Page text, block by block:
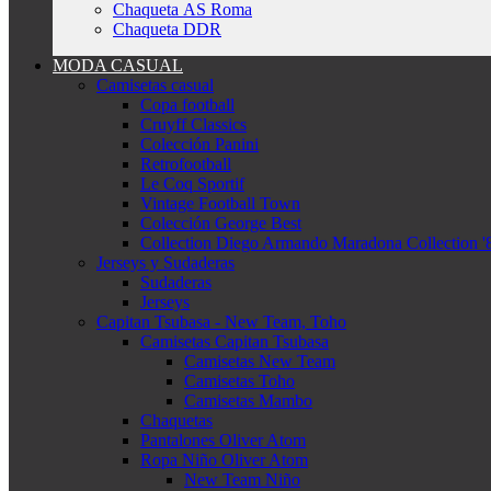
Chaqueta AS Roma
Chaqueta DDR
MODA CASUAL
Camisetas casual
Copa football
Cruyff Classics
Colección Panini
Retrofootball
Le Coq Sportif
Vintage Football Town
Colección George Best
Collection Diego Armando Maradona Collection
Jerseys y Sudaderas
Sudaderas
Jerseys
Capitan Tsubasa - New Team, Toho
Camisetas Capitan Tsubasa
Camisetas New Team
Camisetas Toho
Camisetas Mambo
Chaquetas
Pantalones Oliver Atom
Ropa Niño Oliver Atom
New Team Niño